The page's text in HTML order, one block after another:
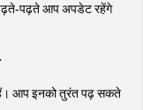
आप अपडेट रहेंगे
आप इनको तुरंत पढ़ सकते